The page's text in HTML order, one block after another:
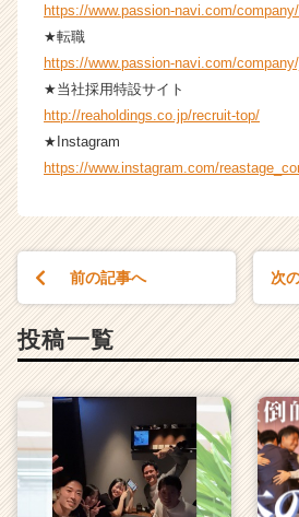
https://www.passion-navi.com/
★転職
https://www.passion-navi.com/
★当社採用特設サイト
http://reaholdings.co.jp/recruit-top/
★Instagram
https://www.instagram.com/
前の記事へ 次
投稿一覧